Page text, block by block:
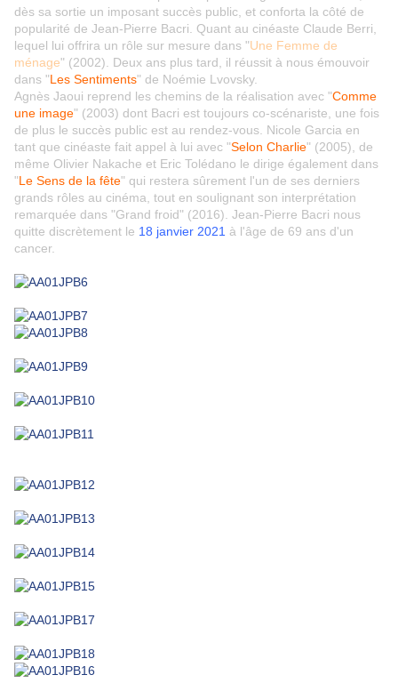
dès sa sortie un imposant succès public, et conforta la côté de
popularité de Jean-Pierre Bacri. Quant au cinéaste Claude Berri,
lequel lui offrira un rôle sur mesure dans "Une Femme de
ménage" (2002). Deux ans plus tard, il réussit à nous émouvoir
dans "Les Sentiments" de Noémie Lvovsky.
Agnès Jaoui reprend les chemins de la réalisation avec "Comme
une image" (2003) dont Bacri est toujours co-scénariste, une fois
de plus le succès public est au rendez-vous. Nicole Garcia en
tant que cinéaste fait appel à lui avec "Selon Charlie" (2005), de
même Olivier Nakache et Eric Tolédano le dirige également dans
"Le Sens de la fête" qui restera sûrement l'un de ses derniers
grands rôles au cinéma, tout en soulignant son interprétation
remarquée dans "Grand froid" (2016). Jean-Pierre Bacri nous
quitte discrètement le 18 janvier 2021 à l'âge de 69 ans d'un
cancer.